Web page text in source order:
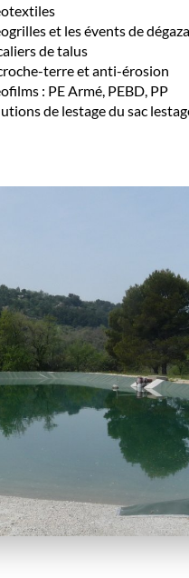
et les évents de
de talus
terre et anti-érosion
: PE Armé, PEBD, PP
de lestage du sac